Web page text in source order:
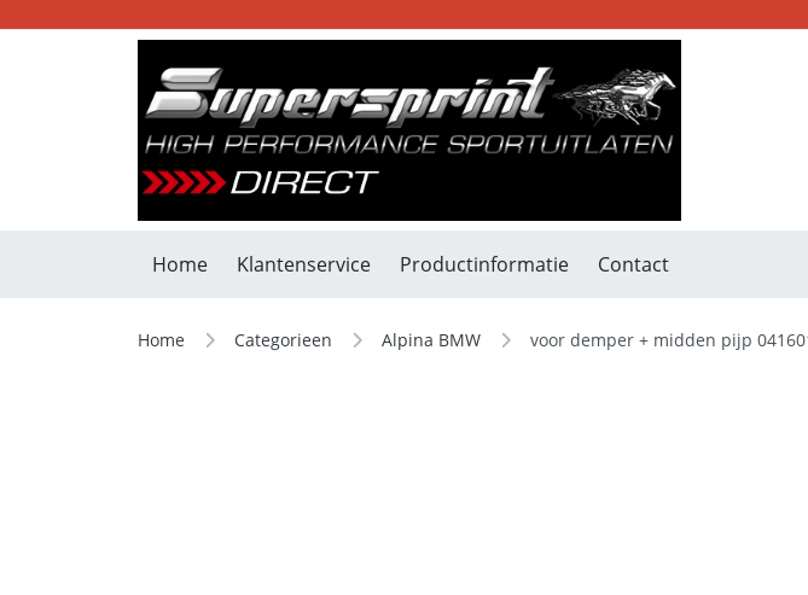
Home Klantenservice Productinformatie Contact
Home Categorieen Alpina BMW voor demper + midden pijp